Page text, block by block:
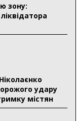
Плану
зону:
удару
містян